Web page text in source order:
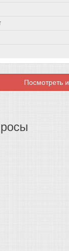
Посмотреть